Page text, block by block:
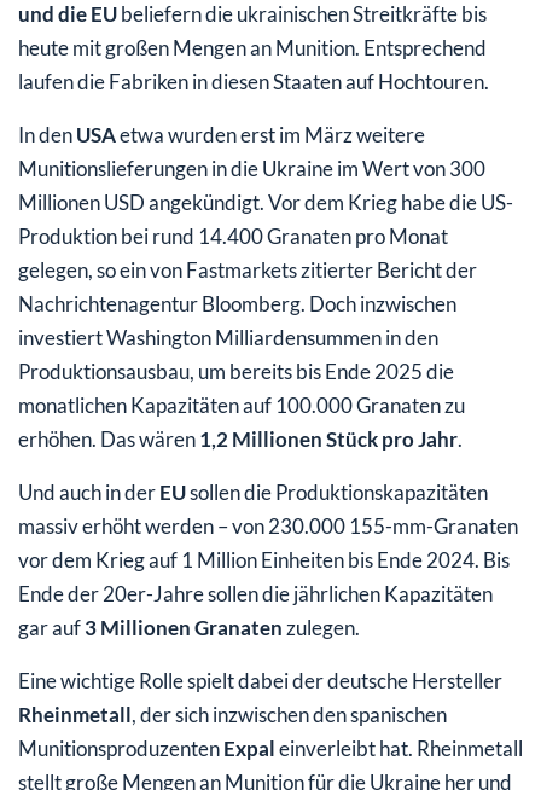
und die EUbeliefern die ukrainischen Streitkräfte bis
heute mit großen Mengen an Munition. Entsprechend
laufen die Fabriken in diesen Staaten auf Hochtouren.
In denUSAetwa wurden erst im März weitere
Munitionslieferungen in die Ukraine im Wert von 300
Millionen USD angekündigt. Vor dem Krieg habe die US-
Produktion bei rund 14.400 Granaten pro Monat
gelegen, so ein von Fastmarkets zitierter Bericht der
Nachrichtenagentur Bloomberg. Doch inzwischen
investiert Washington Milliardensummen in den
Produktionsausbau, um bereits bis Ende 2025 die
monatlichen Kapazitäten auf 100.000 Granaten zu
erhöhen. Das wären1,2 Millionen Stück pro Jahr.
Und auch in derEUsollen die Produktionskapazitäten
massiv erhöht werden – von 230.000 155-mm-Granaten
vor dem Krieg auf 1 Million Einheiten bis Ende 2024. Bis
Ende der 20er-Jahre sollen die jährlichen Kapazitäten
gar auf3 Millionen Granatenzulegen.
Eine wichtige Rolle spielt dabei der deutsche Hersteller
Rheinmetall, der sich inzwischen den spanischen
MunitionsproduzentenExpaleinverleibt hat. Rheinmetall
stellt große Mengen an Munition für die Ukraine her und